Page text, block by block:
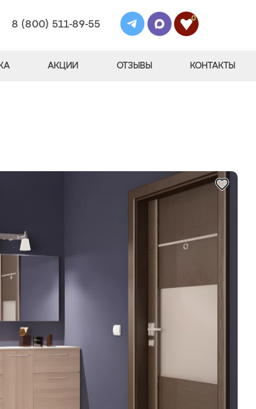
8 (800) 511-89-55
0
АКЦИИ ОТЗЫВЫ КОНТАКТЫ